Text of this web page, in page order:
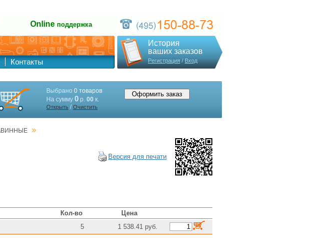
Online поддержка
Контакты
История
ваших заказов
Регистрация/Вход
Выбрано 0 товаров
На сумму 0 р. 00 к.
Открыть /Очистить
»
Версия для печати
Кол-во
Цена
5 1 538.41 руб.